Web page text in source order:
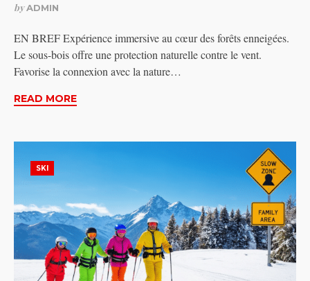
byADMIN
EN BREF Expérience immersive au cœur des forêts enneigées.
Le sous-bois offre une protection naturelle contre le vent.
Favorise la connexion avec la nature…
READ MORE
SKI